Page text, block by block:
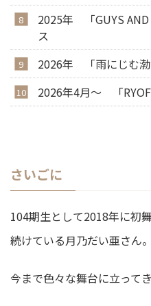
2025年 「GUYS AND
ス
2026年 「雨にじむ
2026年4月～ 「
さいごに
104期生として2018年に初
続けている月乃だい亜さん。
今まで色々な舞台に立ってき